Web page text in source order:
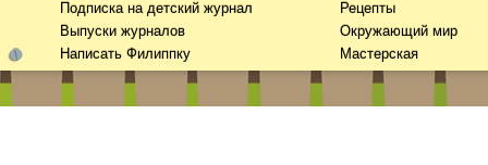
Подписка на детский журнал
Выпуски журналов
Написать Филиппку
Рецепты
Окружающий мир
Мастерская